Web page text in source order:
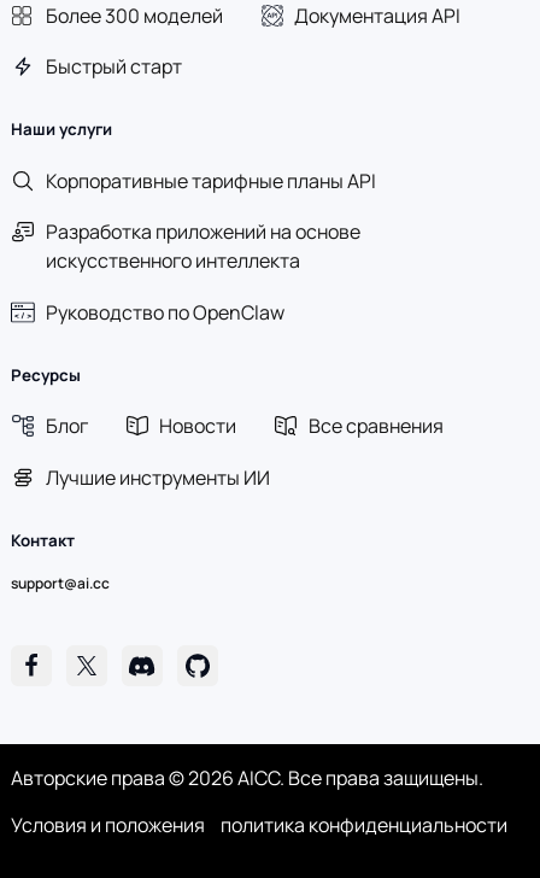
Более 300 моделей
Документация API
Быстрый старт
Наши услуги
Корпоративные тарифные планы API
Разработка приложений на основе
искусственного интеллекта
Руководство по OpenClaw
Ресурсы
Блог Новости
Все сравнения
Лучшие инструменты ИИ
Контакт
support@ai.cc
Авторские права © 2026 AICC. Все права защищены.
Условия и положения
политика конфиденциальности